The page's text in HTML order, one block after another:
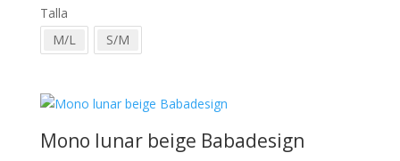
Talla
M/L
S/M
Mono lunar beige Babadesign